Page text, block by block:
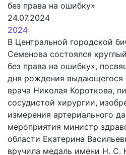
без права на ошибку»
24.07.2024
2024
В Центральной городской
Семенова состоялся
без права на ошибку»,
дня рождения выдающегося
врача Николая Короткова,
сосудистой хирургии,
измерения артериального
мероприятия министр
области Екатерина
вручила медаль имени Н. С.